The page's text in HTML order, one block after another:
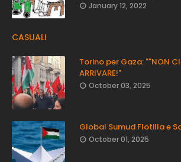
January 12, 2022
CASUALI
Torino per Gaza: ""NON CI
ARRIVARE!"
October 03, 2025
Global Sumud Flotilla e
October 01, 2025